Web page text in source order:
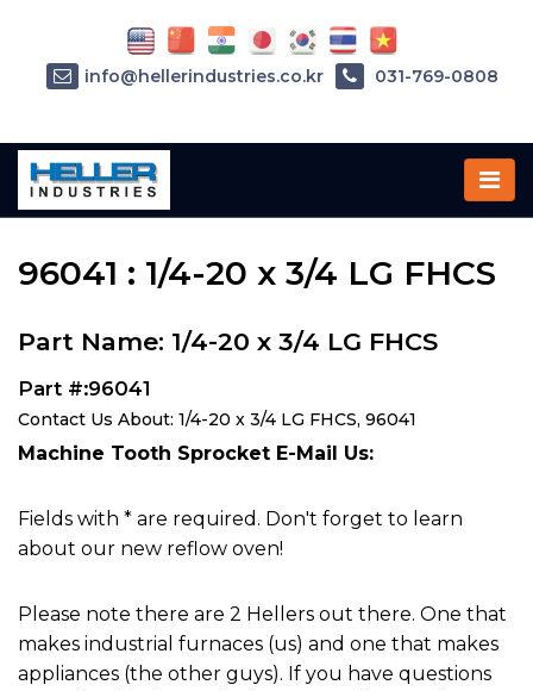
Home»Parts»96041
96041 : 1/4-20 x 3/4 LG FHCS
Part Name: 1/4-20 x 3/4 LG FHCS
Part #:96041
Contact Us About: 1/4-20 x 3/4 LG FHCS, 96041
Machine Tooth Sprocket E-Mail Us:
Fields with * are required. Don't forget to learn
about our new reflow oven!
Please note there are 2 Hellers out there. One that
makes industrial furnaces (us) and one that makes
appliances (the other guys). If you have questions
info@hellerindustries.co.kr 031-769-0808